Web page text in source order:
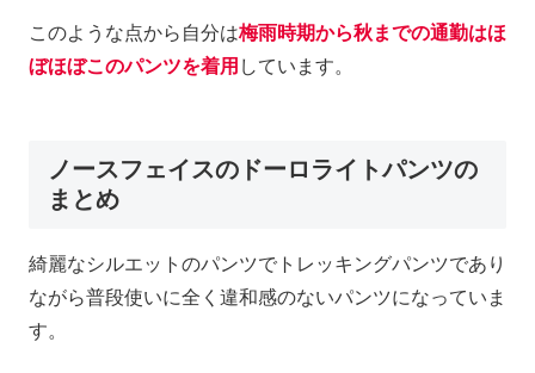
このような点から自分は梅雨時期から秋までの通勤はほ
ぼほぼこのパンツを着用 しています。
ノースフェイスのドーロライトパンツの
まとめ
綺麗なシルエットのパンツでトレッキングパンツであり
ながら普段使いに全く違和感のないパンツになっていま
す。